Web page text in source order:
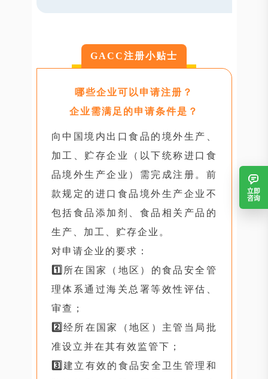
GACC注册小贴士
哪些企业可以申请注册？
企业需满足的申请条件是？
向中国境内出口食品的境外生产、
加工、贮存企业（以下统称进口食
品境外生产企业）需完成注册。前
款规定的进口食品境外生产企业不
包括食品添加剂、食品相关产品的
生产、加工、贮存企业。
对申请企业的要求：
1️⃣ 所在国家（地区）的食品安全管
理体系通过海关总署等效性评估、
审查；
2️⃣ 经所在国家（地区）主管当局批
准设立并在其有效监管下；
3️⃣ 建立有效的食品安全卫生管理和
立即
咨询